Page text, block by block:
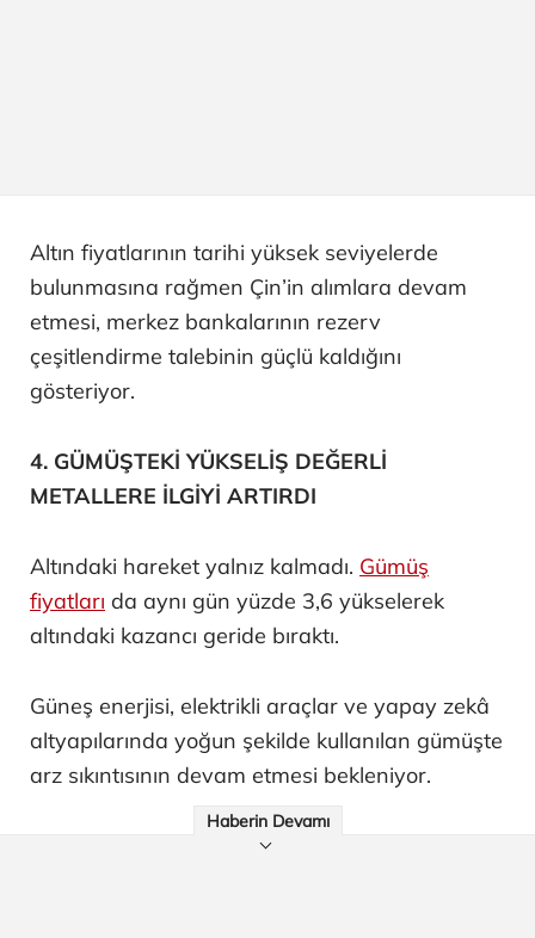
Altın fiyatlarının tarihi yüksek seviyelerde
bulunmasına rağmen Çin’in alımlara devam
etmesi, merkez bankalarının rezerv
çeşitlendirme talebinin güçlü kaldığını
gösteriyor.
4. GÜMÜŞTEKİ YÜKSELİŞ DEĞERLİ
METALLERE İLGİYİ ARTIRDI
Altındaki hareket yalnız kalmadı. Gümüş
fiyatları da aynı gün yüzde 3,6 yükselerek
altındaki kazancı geride bıraktı.
Güneş enerjisi, elektrikli araçlar ve yapay zekâ
altyapılarında yoğun şekilde kullanılan gümüşte
arz sıkıntısının devam etmesi bekleniyor.
Haberin Devamı